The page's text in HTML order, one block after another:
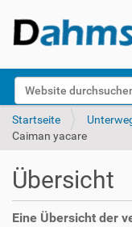
Website durchsuchen
k
Startseite
Caiman yacare
Übersicht
Eine Übersicht der